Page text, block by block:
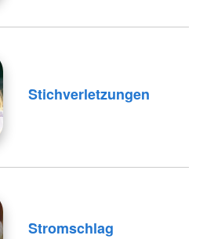
Stichverletzungen
Stromschlag